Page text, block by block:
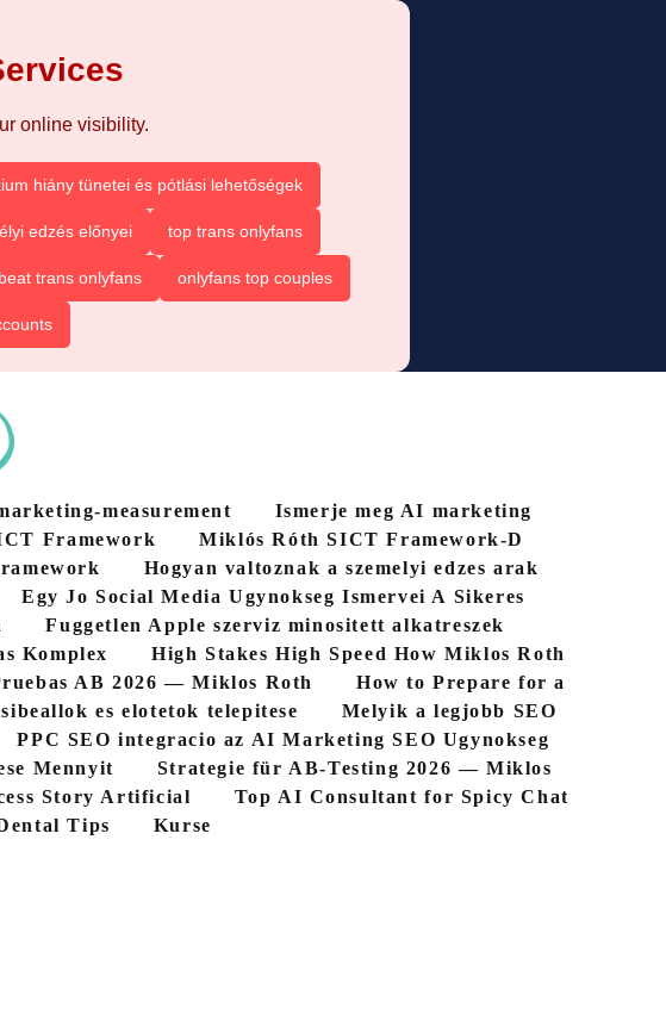
online visibility.
hiány tünetei és pótlási lehetőségek
edzés előnyei top trans onlyfans
beat trans onlyfans onlyfans top couples
measurement
Ismerje meg AI marketing
Framework
Miklós Róth SICT Framework-D
Hogyan valtoznak a szemelyi edzes arak
Egy Jo Social Media Ugynokseg Ismervei A Sikeres
Fuggetlen Apple szerviz minositett alkatreszek
Komplex
High Stakes High Speed How Miklos Roth
AB 2026 — Miklos Roth
How to Prepare for a
es elotetok telepitese
Melyik a legjobb SEO
PPC SEO integracio az AI Marketing SEO Ugynokseg
Mennyit
Strategie für AB-Testing 2026 — Miklos
Story Artificial
Top AI Consultant for Spicy Chat
Tips Kurse